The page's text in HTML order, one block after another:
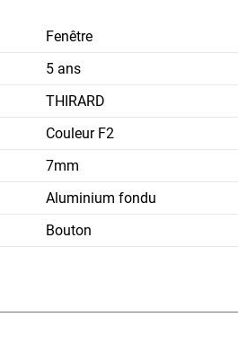
Fenêtre
5 ans
THIRARD
Couleur F2
7mm
Aluminium fondu
Bouton